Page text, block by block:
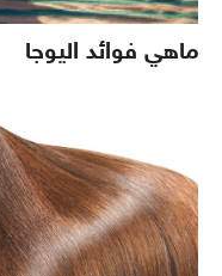
ماهي فوائد اليوجا